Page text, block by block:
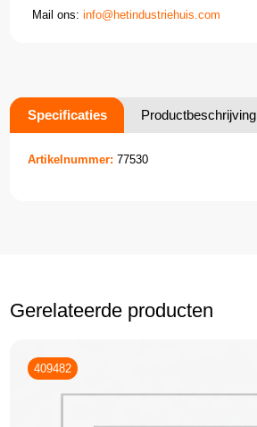
Mail ons:info@hetindustriehuis.com
Specificaties Productbeschrijving
Artikelnummer: 77530
Gerelateerde producten
409482